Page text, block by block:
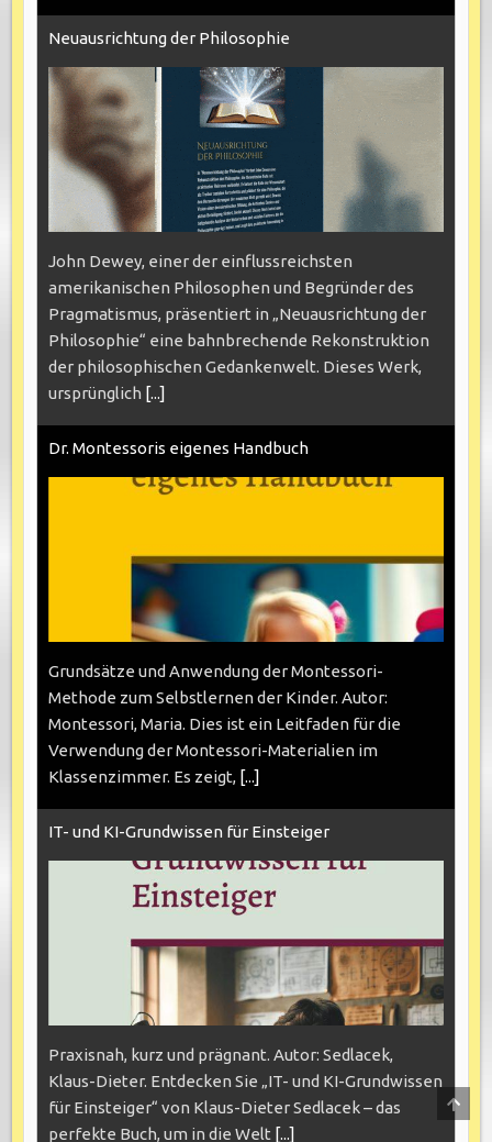
Neuausrichtung der Philosophie
John Dewey, einer der einflussreichsten
amerikanischen Philosophen und Begründer des
Pragmatismus, präsentiert in „Neuausrichtung der
Philosophie“ eine bahnbrechende Rekonstruktion
der philosophischen Gedankenwelt. Dieses Werk,
ursprünglich [...]
Dr. Montessoris eigenes Handbuch
Grundsätze und Anwendung der Montessori-
Methode zum Selbstlernen der Kinder. Autor:
Montessori, Maria. Dies ist ein Leitfaden für die
Verwendung der Montessori-Materialien im
Klassenzimmer. Es zeigt, [...]
IT- und KI-Grundwissen für Einsteiger
Praxisnah, kurz und prägnant. Autor: Sedlacek,
Klaus-Dieter. Entdecken Sie „IT- und KI-Grundwissen
für Einsteiger“ von Klaus-Dieter Sedlacek – das
perfekte Buch, um in die Welt [...]
TO